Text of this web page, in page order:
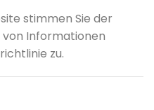
stimmen Sie der
von Informationen
zu.